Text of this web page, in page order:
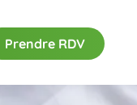
Prendre RDV